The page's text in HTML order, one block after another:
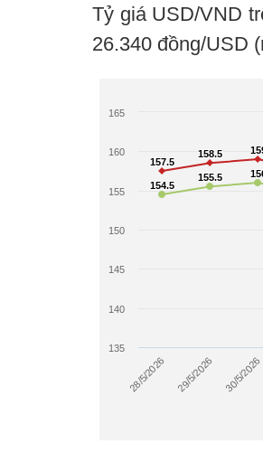
Tỷ giá USD/VND
26.340 đồng/USD